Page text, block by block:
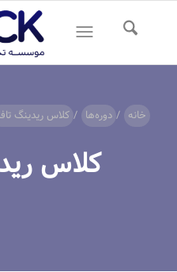
خانه / دوره‌ها / کلاس ریدینگ
کلاس